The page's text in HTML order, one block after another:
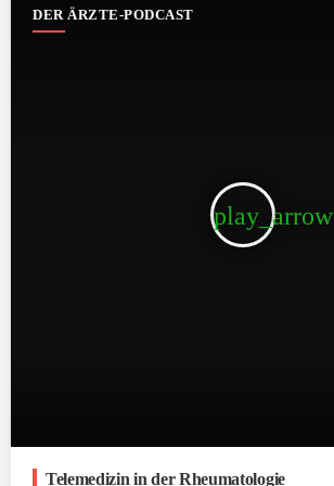
DER ÄRZTE-PODCAST
play_arrow
Telemedizin in der Rheumatologie